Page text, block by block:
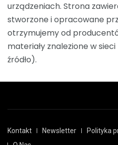
urządzeniach. Strona
stworzone i opracowane
otrzymujemy od
materiały znalezione w
źródło).
Kontakt Newsletter
Polityka